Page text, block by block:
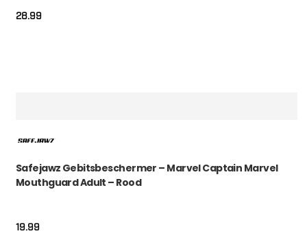
28.99
Safejawz Gebitsbeschermer – Marvel Captain Marvel
Mouthguard Adult – Rood
19.99